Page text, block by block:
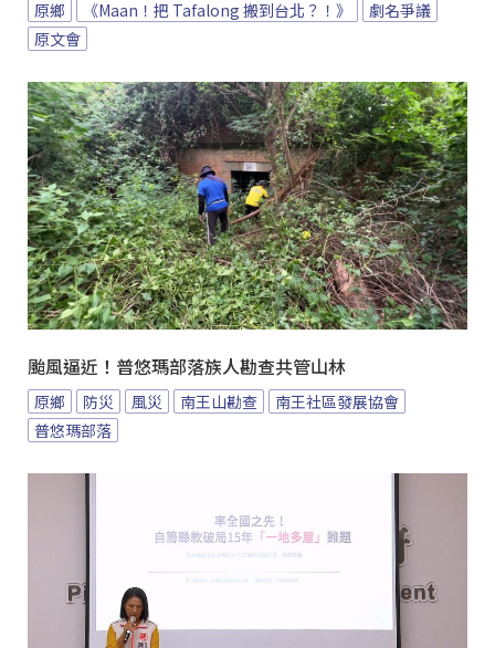
原鄉 《Maan！把 Tafalong 搬到台北？！》
劇名爭議
原文會
颱風逼近！普悠瑪部落族人勘查共管山林
原鄉 防災 風災 南王山勘查
南王社區發展協會
普悠瑪部落